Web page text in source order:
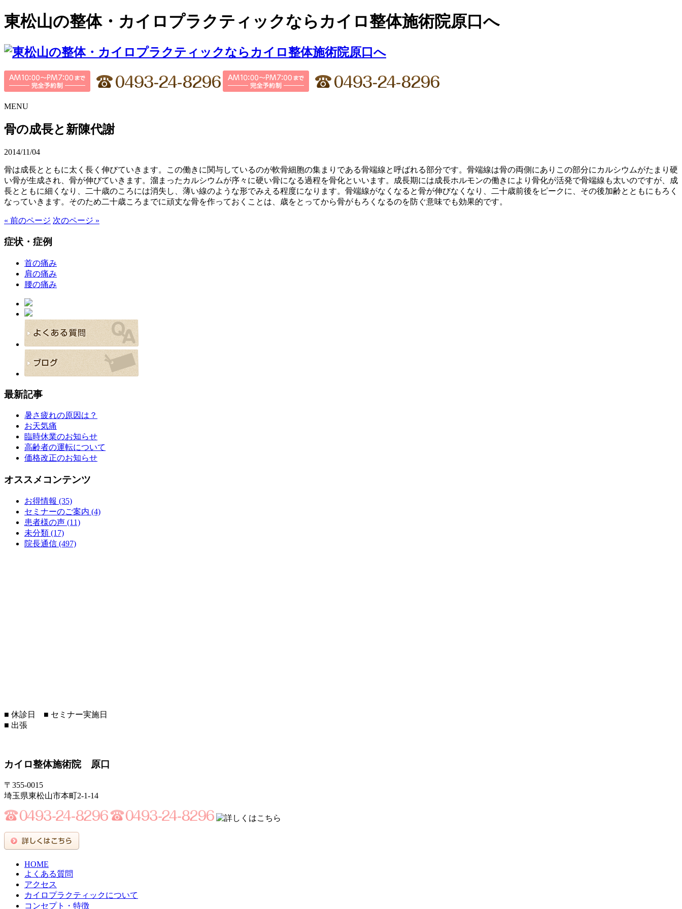
東松山の整体・カイロプラクティックならカイロ整体施術院原口へ
MENU
骨の成長と新陳代謝
2014/11/04
骨は成長とともに太く長く伸びていきます。この働きに関与しているのが軟骨細胞の集まりである骨端線と呼ばれる部分です。骨端線は骨の両側にありこの部分にカルシウムがたまり硬
い骨が生成され、骨が伸びていきます。溜まったカルシウムが序々に硬い骨になる過程を骨化といいます。成長期には成長ホルモンの働きにより骨化が活発で骨端線も太いのですが、成
長とともに細くなり、二十歳のころには消失し、薄い線のような形でみえる程度になります。骨端線がなくなると骨が伸びなくなり、二十歳前後をピークに、その後加齢とともにもろく
なっていきます。そのため二十歳ころまでに頑丈な骨を作っておくことは、歳をとってから骨がもろくなるのを防ぐ意味でも効果的です。
« 前のページ 次のページ »
症状・症例
首の痛み
肩の痛み
腰の痛み
最新記事
暑さ疲れの原因は？
お天気痛
臨時休業のお知らせ
高齢者の運転について
価格改正のお知らせ
オススメコンテンツ
お得情報 (35)
セミナーのご案内 (4)
患者様の声 (11)
未分類 (17)
院長通信 (497)
■ 休診日 ■ セミナー実施日
■ 出張
カイロ整体施術院 原口
〒355-0015
埼玉県東松山市本町2-1-14
HOME
よくある質問
アクセス
カイロプラクティックについて
コンセプト・特徴